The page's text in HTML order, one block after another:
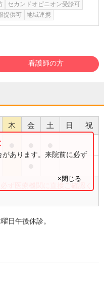
セカンドオピニオン受診可
提供可
地域連携
看護師の方
木 金 土 日 祝
ず医療機関に直接ご確認く
あります。来院前に必ず
×閉じる
日午後休診。